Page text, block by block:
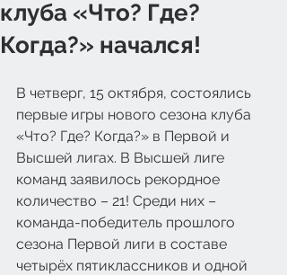
клуба «Что? Где?
Когда?» начался!
В четверг, 15 октября, состоялись
первые игры нового сезона клуба
«Что? Где? Когда?» в Первой и
Высшей лигах. В Высшей лиге
команд заявилось рекордное
количество – 21! Среди них –
команда-победитель прошлого
сезона Первой лиги в составе
четырёх пятиклассников и одной